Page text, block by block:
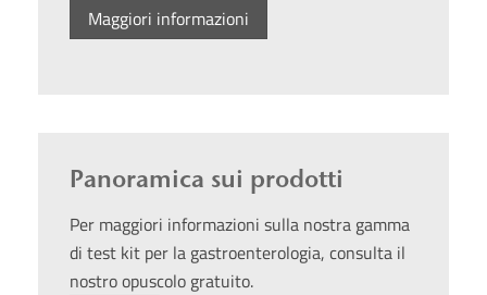
Maggiori informazioni
Panoramica sui prodotti
Per maggiori informazioni sulla nostra gamma
di test kit per la gastroenterologia, consulta il
nostro opuscolo gratuito.